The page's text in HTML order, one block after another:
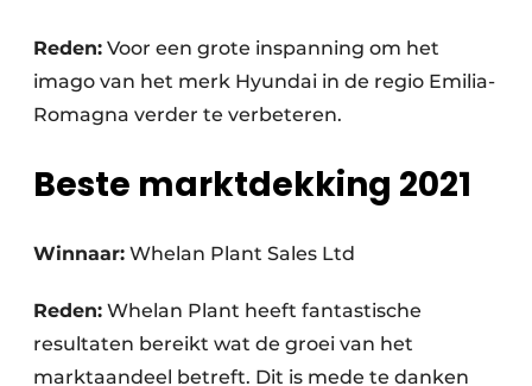
Reden: Voor een grote inspanning om het
imago van het merk Hyundai in de regio Emilia-
Romagna verder te verbeteren.
Beste marktdekking 2021
Winnaar: Whelan Plant Sales Ltd
Reden: Whelan Plant heeft fantastische
resultaten bereikt wat de groei van het
marktaandeel betreft. Dit is mede te danken